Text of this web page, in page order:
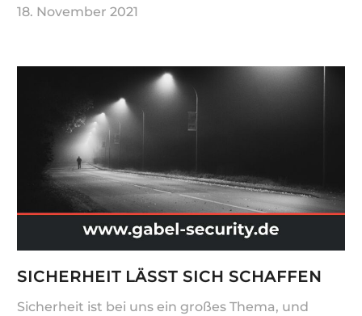
18. November 2021
SICHERHEIT LÄSST SICH SCHAFFEN
Sicherheit ist bei uns ein großes Thema, und